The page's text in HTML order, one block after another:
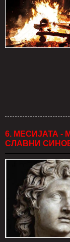
6. МЕСИЈАТА -
СЛАВНИ